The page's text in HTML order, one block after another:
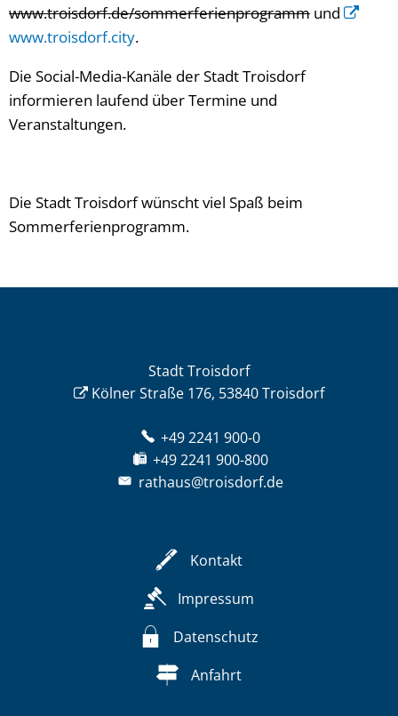
www.troisdorf.de/sommerferienprogramm und
www.troisdorf.city.
Die Social-Media-Kanäle der Stadt Troisdorf
informieren laufend über Termine und
Veranstaltungen.
Die Stadt Troisdorf wünscht viel Spaß beim
Sommerferienprogramm.
Stadt Troisdorf
Kölner Straße 176, 53840 Troisdorf
+49 2241 900-0
+49 2241 900-800
rathaus@troisdorf.de
Kontakt
Impressum
Datenschutz
Anfahrt